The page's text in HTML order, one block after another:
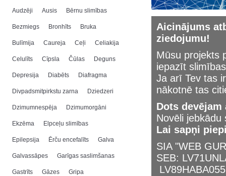
Audzēji Ausis Bērnu slimības
Bezmiegs Bronhīts Bruka
Bulīmija Caureja Ceļi Celiakija
Celulīts Cīpsla Čūlas Deguns
Depresija Diabēts Diafragma
Divpadsmitpirkstu zarna Dziedzeri
Dzimumnespēja Dzimumorgāni
Ekzēma Elpceļu slimības
Epilepsija Ērču encefalīts Galva
Galvassāpes Garīgas saslimšanas
Gastrīts Gāzes Gripa
Aicinājums
ziedojumu!
Mūsu projekts
iepazīt
Ja arī Tev tas
nākotnē tas
Dots
Novēli
Lai sapņi
SIA "WEB
SEB: